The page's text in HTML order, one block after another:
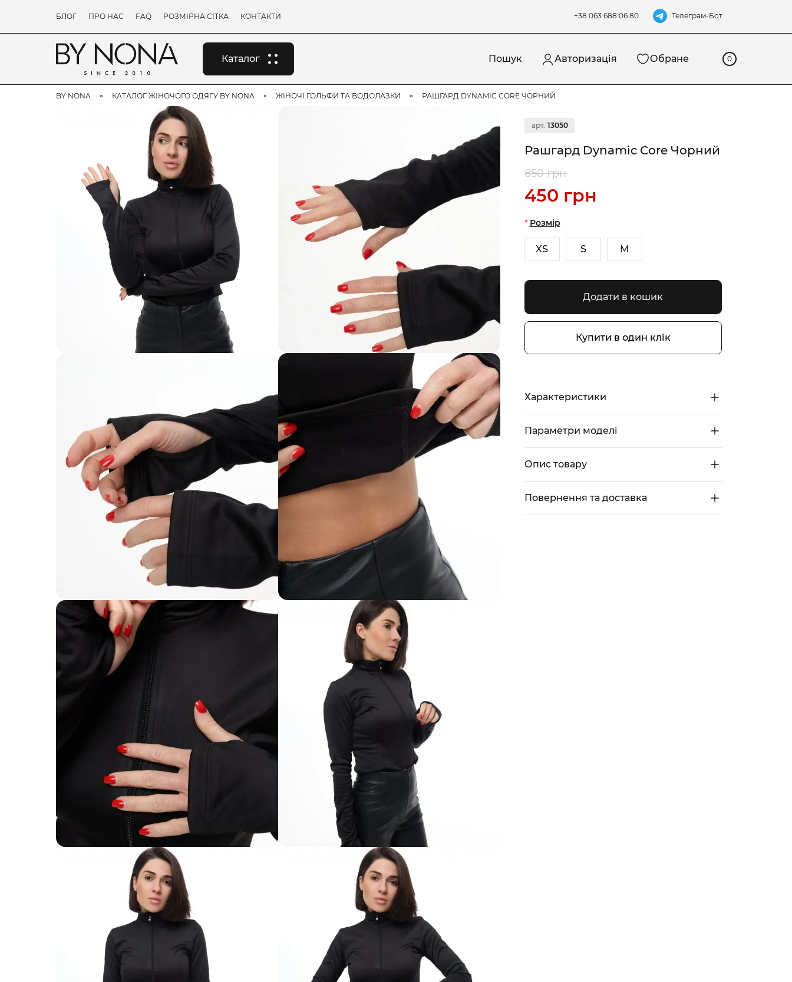
БЛОГ ПРО НАС FAQ РОЗМІРНА СІТКА КОНТАКТИ +38 063 688 06 80 Телеграм-Бот
Каталог Пошук Авторизація Обране 0
BY NONA КАТАЛОГ ЖІНОЧОГО ОДЯГУ BY NONA ЖІНОЧІ ГОЛЬФИ ТА ВОДОЛАЗКИ РАШГАРД DYNAMIC CORE ЧОРНИЙ
арт. 13050
Рашгард Dynamic Core Чорний
850 грн
450 грн
Розмір
XS S M
Додати в кошик
Купити в один клік
Характеристики
Параметри моделі
Опис товару
Повернення та доставка